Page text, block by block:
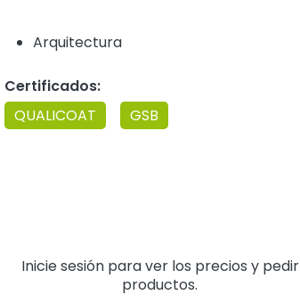
Arquitectura
Certificados:
QUALICOAT
GSB
Inicie sesión para ver los precios y pedir
productos.